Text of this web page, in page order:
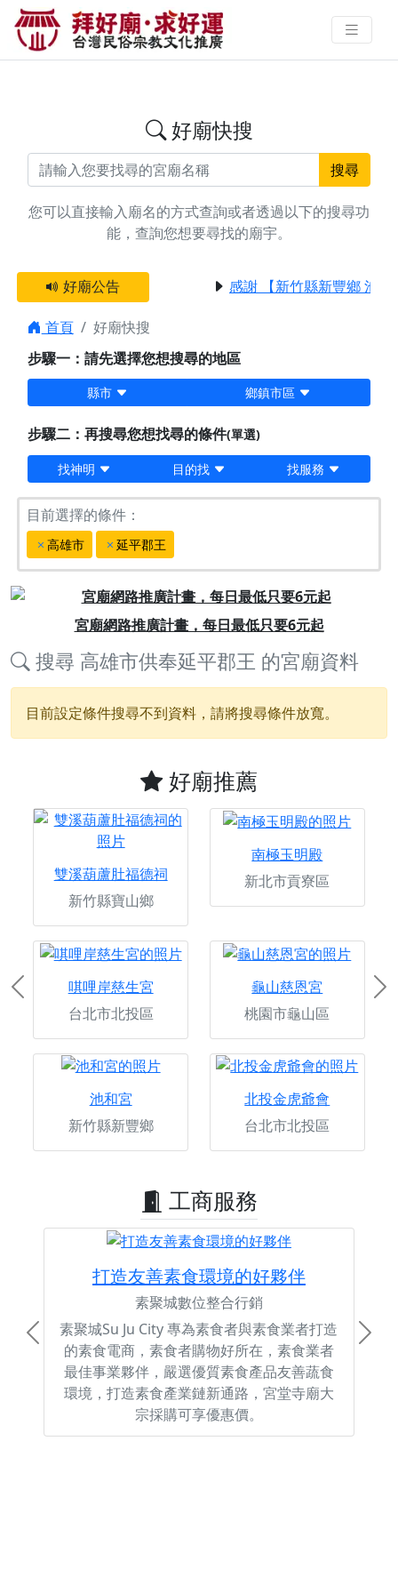
搜尋高雄市延平郡王廟宇資料 | 拜
好廟求好運 找到與您有緣的信仰
好廟快搜
搜尋
您可以直接輸入廟名的方式查詢或者透過以下的搜尋功
能，查詢您想要尋找的廟宇。
好廟公告 感謝 【新竹縣新豐鄉 池
首頁
好廟快搜
步驟一：請先選擇您想搜尋的地區
縣市 鄉鎮市區
步驟二：再搜尋您想找尋的條件(單選)
找神明 目的找 找服務
目前選擇的條件：
高雄市 延平郡王
宮廟網路推廣計畫，每日最低只要6元起
Previous
搜尋 高雄市供奉延平郡王 的宮廟資料
目前設定條件搜尋不到資料，請將搜尋條件放寬。
好廟推薦
雙溪葫蘆肚福德祠
新竹縣寶山鄉
南極玉明殿
新北市貢寮區
唭哩岸慈生宮
台北市北投區
龜山慈恩宮
桃園市龜山區
池和宮
新竹縣新豐鄉
北投金虎爺會
台北市北投區
Previous
工商服務
打造友善素食環境的好夥伴
素聚城數位整合行銷
素聚城Su Ju City 專為素食者與素食業者打造
的素食電商，素食者購物好所在，素食業者
最佳事業夥伴，嚴選優質素食產品友善蔬食
環境，打造素食產業鏈新通路，宮堂寺廟大
宗採購可享優惠價。
Previous Next